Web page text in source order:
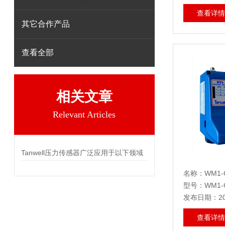
其它合作产品
查看全部
相关文章
Relevant Articles
Tanwell压力传感器广泛应用于以下领域
查看详情
名称：
型号：
发布日期：
查看详情